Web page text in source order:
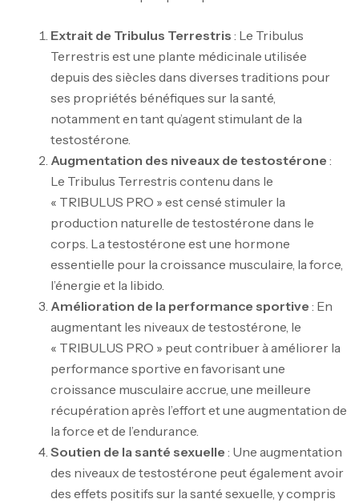
Extrait de Tribulus Terrestris : Le Tribulus
Terrestris est une plante médicinale utilisée
depuis des siècles dans diverses traditions pour
ses propriétés bénéfiques sur la santé,
notamment en tant qu’agent stimulant de la
testostérone.
Augmentation des niveaux de testostérone :
Le Tribulus Terrestris contenu dans le
« TRIBULUS PRO » est censé stimuler la
production naturelle de testostérone dans le
corps. La testostérone est une hormone
essentielle pour la croissance musculaire, la force,
l’énergie et la libido.
Amélioration de la performance sportive : En
augmentant les niveaux de testostérone, le
« TRIBULUS PRO » peut contribuer à améliorer la
performance sportive en favorisant une
croissance musculaire accrue, une meilleure
récupération après l’effort et une augmentation de
la force et de l’endurance.
Soutien de la santé sexuelle : Une augmentation
des niveaux de testostérone peut également avoir
des effets positifs sur la santé sexuelle, y compris
Mega Creatine CREAPURE – 306 Gr –
Biotech USA
CREATINE